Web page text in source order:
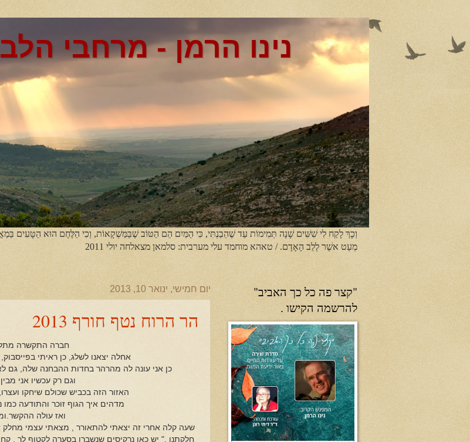
נינו הרמן - מרחבי
וְכָךְ לָקַח לִי שִׁשִּׁים שָׁנָה תְּמִימוֹת עַד שֶׁהֵבַנְתִּי, כִּי הַמַּיִם הֵם הַטּוֹב שֶׁבַּמַּשְׁקָאוֹת, וְכִי הַלֶּחֶם הוּא הַטָּעִים
מְעַט אשֶׁר לְלֵב הָאָדָם. / טאהא מוחמד עלי מערבית: סלמאן מצאלחה יולי 2011
יום חמישי, ינואר 10, 2013
הר הרוח נטף חורף 2013
חברה התקשרה
אחלה יצאנו לשלג, כן ראיתי
כן אני עונה לה מהרהר בחדות ההבחנה שלה, גם
וגם רק עכשיו אני
האזור הזה בכביש שכולם שיחקו
מדהים איך הגוף זוכר והתודעה
ואז עולה
שעה קלה אחרי זה יצאתי להתאורר , מצאתי עצמי
חלקתנו ," יש כאן נרקיסים שנשברו בסערה לקטוף לך ,
"קצר פה כל כך האביב"
להרשמה הקישו .